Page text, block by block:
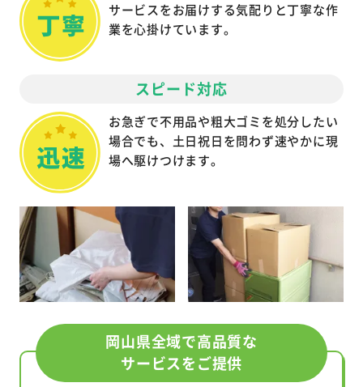
サービスをお届けする気配りと丁寧な作
業を心掛けています。
スピード対応
お急ぎで不用品や粗大ゴミを処分したい
場合でも、土日祝日を問わず速やかに現
場へ駆けつけます。
岡山県全域で高品質な
サービスをご提供